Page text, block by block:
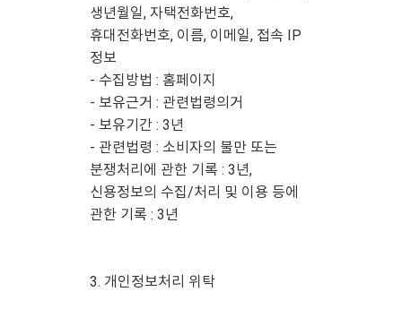
생년월일, 자택전화번호,
휴대전화번호, 이름, 이메일, 접속 IP
정보
- 수집방법 : 홈페이지
- 보유근거 : 관련법령의거
- 보유기간 : 3년
- 관련법령 : 소비자의 불만 또는
분쟁처리에 관한 기록 : 3년,
신용정보의 수집/처리 및 이용 등에
관한 기록 : 3년
3. 개인정보처리 위탁